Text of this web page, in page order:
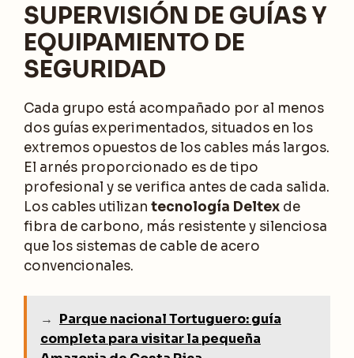
SUPERVISIÓN DE GUÍAS Y
EQUIPAMIENTO DE
SEGURIDAD
Cada grupo está acompañado por al menos
dos guías experimentados, situados en los
extremos opuestos de los cables más largos.
El arnés proporcionado es de tipo
profesional y se verifica antes de cada salida.
Los cables utilizan tecnología Deltex de
fibra de carbono, más resistente y silenciosa
que los sistemas de cable de acero
convencionales.
→ Parque nacional Tortuguero: guía
completa para visitar la pequeña